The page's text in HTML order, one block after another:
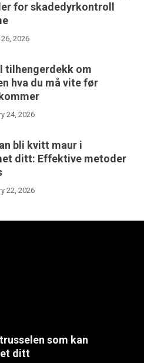
for skadedyrkontroll
2026
tilhengerdekk om
hva du må vite før
24, 2026
bli kvitt maur i
ditt: Effektive metoder
22, 2026
som kan
ditt